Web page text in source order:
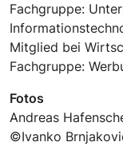
Fachgruppe:
Mitglied bei
Fachgruppe:
Fotos
Andreas
©Ivanko